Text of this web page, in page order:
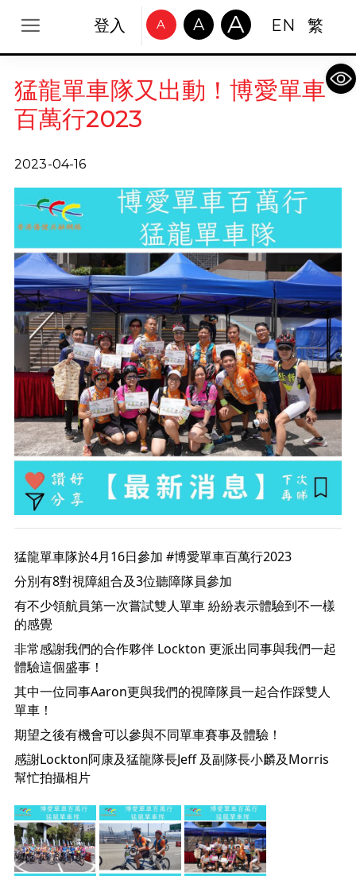
登入 A A A EN 繁
猛龍單車隊又出動！博愛單車
百萬行2023
2023-04-16
猛龍單車隊於4月16日參加 #博愛單車百萬行2023
分別有8對視障組合及3位聽障隊員參加
有不少領航員第一次嘗試雙人單車 紛紛表示體驗到不一樣
的感覺
非常感謝我們的合作夥伴 Lockton 更派出同事與我們一起
體驗這個盛事！
其中一位同事Aaron更與我們的視障隊員一起合作踩雙人
單車！
期望之後有機會可以參與不同單車賽事及體驗！
感謝Lockton阿康及猛龍隊長Jeff 及副隊長小麟及Morris
幫忙拍攝相片